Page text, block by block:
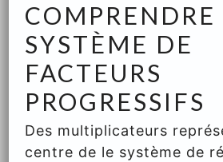
COMPRENDRE
SYSTÈME DE
FACTEURS
PROGRESSIFS
Des multiplicateurs
centre de le système de